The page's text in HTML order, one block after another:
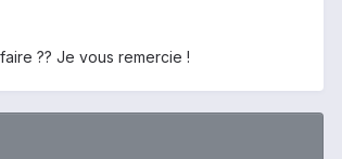
?? Je vous remercie !